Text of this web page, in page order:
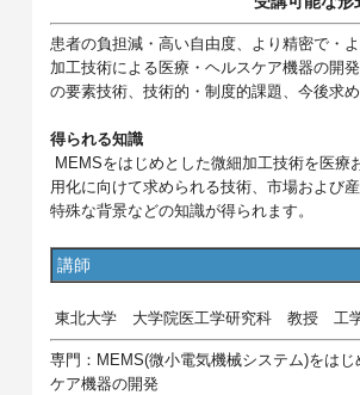
患者の負担減・高い自由度、より精密で・
加工技術による医療・ヘルスケア機器の開
の要素技術、技術的・制度的課題、今後求
得られる知識
MEMSをはじめとした微細加工技術を医
用化に向けて求められる技術、市場および
特殊な背景などの知識が得られます。
講師
東北大学 大学院医工学研究科 教授 工
専門：MEMS(微小電気機械システム)をは
ケア機器の開発